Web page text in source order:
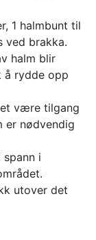
1 halmbunt til
ved brakka.
halm blir
å rydde opp
være tilgang
er nødvendig
i
utover det